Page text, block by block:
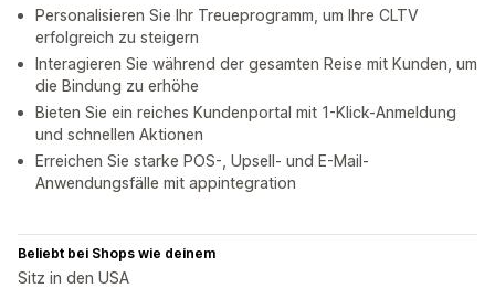
Personalisieren Sie Ihr Treueprogramm, um Ihre CLTV
erfolgreich zu steigern
Interagieren Sie während der gesamten Reise mit Kunden, um
die Bindung zu erhöhe
Bieten Sie ein reiches Kundenportal mit 1-Klick-Anmeldung
und schnellen Aktionen
Erreichen Sie starke POS-, Upsell- und E-Mail-
Anwendungsfälle mit appintegration
Beliebt bei Shops wie deinem
Sitz in den USA